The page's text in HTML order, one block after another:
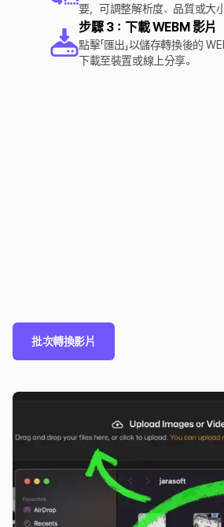
要，可調整解析度、品質或大小
步驟 3：下載 WEBM 影片
點擊「匯出」以儲存轉換後的
下載至裝置或線上分享。
批次轉換影片